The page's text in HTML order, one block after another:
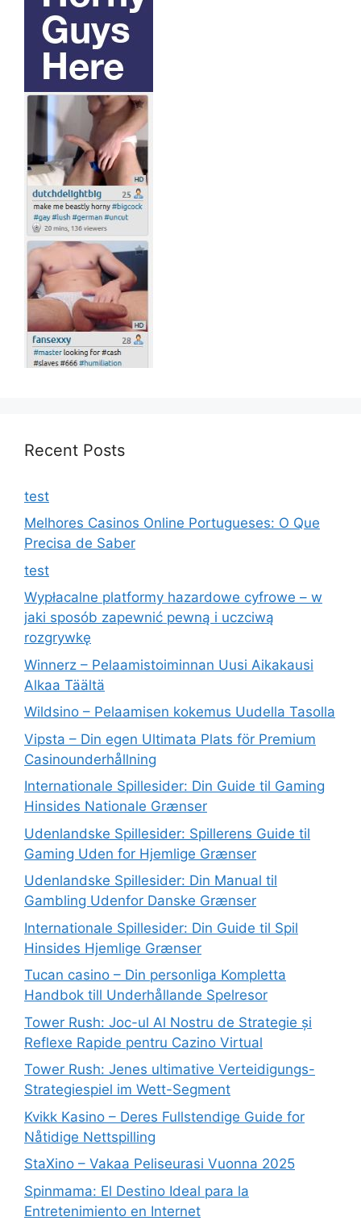
Recent Posts
test
Melhores Casinos Online Portugueses: O Que
Precisa de Saber
test
Wypłacalne platformy hazardowe cyfrowe – w
jaki sposób zapewnić pewną i uczciwą
rozgrywkę
Winnerz – Pelaamistoiminnan Uusi Aikakausi
Alkaa Täältä
Wildsino – Pelaamisen kokemus Uudella Tasolla
Vipsta – Din egen Ultimata Plats för Premium
Casinounderhållning
Internationale Spillesider: Din Guide til Gaming
Hinsides Nationale Grænser
Udenlandske Spillesider: Spillerens Guide til
Gaming Uden for Hjemlige Grænser
Udenlandske Spillesider: Din Manual til
Gambling Udenfor Danske Grænser
Internationale Spillesider: Din Guide til Spil
Hinsides Hjemlige Grænser
Tucan casino – Din personliga Kompletta
Handbok till Underhållande Spelresor
Tower Rush: Joc-ul Al Nostru de Strategie și
Reflexe Rapide pentru Cazino Virtual
Tower Rush: Jenes ultimative Verteidigungs-
Strategiespiel im Wett-Segment
Kvikk Kasino – Deres Fullstendige Guide for
Nåtidige Nettspilling
StaXino – Vakaa Peliseurasi Vuonna 2025
Spinmama: El Destino Ideal para la
Entretenimiento en Internet